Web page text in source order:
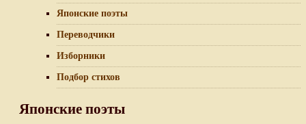
Японские поэты
Переводчики
Изборники
Подбор стихов
Японские поэты